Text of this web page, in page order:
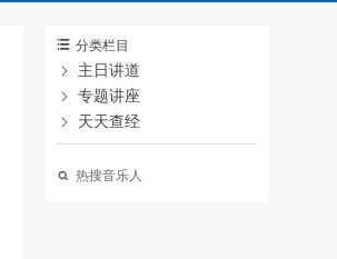
 分类栏目

主日讲道
 专题讲座
 天天查经
 热搜音乐人